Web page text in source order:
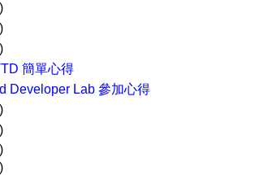
簡單心得
Developer Lab 參加心得